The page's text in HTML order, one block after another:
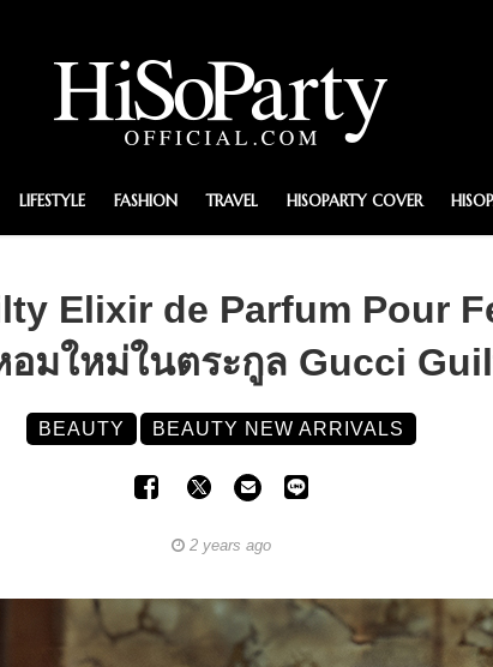
LIFESTYLE FASHION TRAVEL HISOPARTY COVER
Elixir de Parfum Pour
มใหม่ในตระกูล Gucci
BEAUTY BEAUTY NEW ARRIVALS
2 years ago